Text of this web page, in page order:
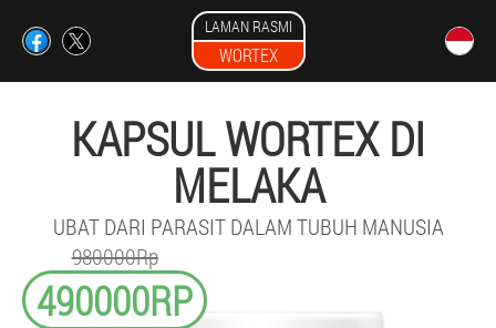
LAMAN RASMI
WORTEX
KAPSUL WORTEX DI
MELAKA
UBAT DARI PARASIT DALAM TUBUH MANUSIA
980000Rp
490000RP